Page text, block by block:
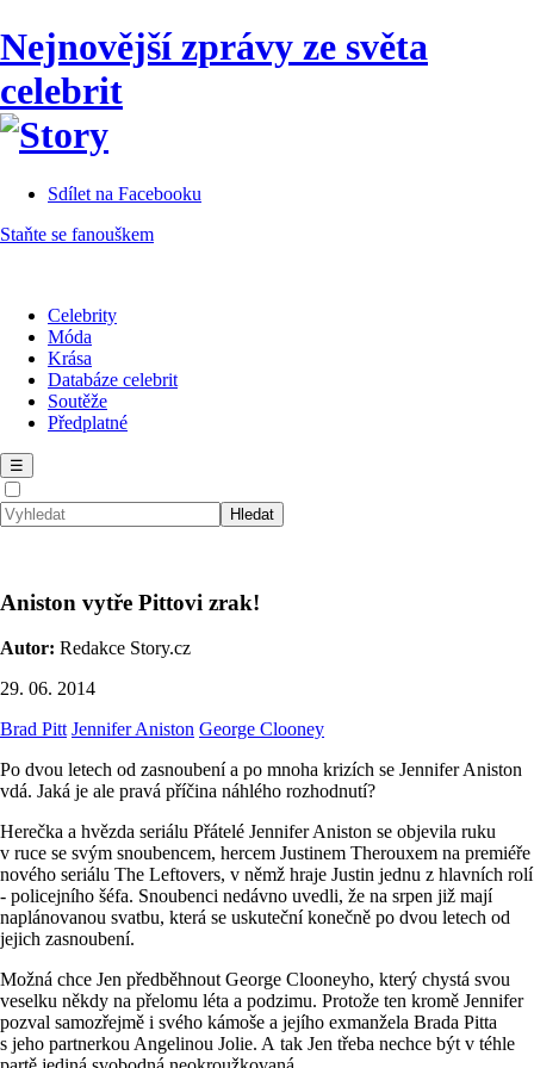
Nejnovější zprávy ze světa
celebrit
Sdílet na Facebooku
Staňte se fanouškem
Celebrity
Móda
Krása
Databáze celebrit
Soutěže
Předplatné
☰
Aniston vytře Pittovi zrak!
Autor: Redakce Story.cz
29. 06. 2014
Brad Pitt Jennifer Aniston George Clooney
Po dvou letech od zasnoubení a po mnoha krizích se Jennifer Aniston
vdá. Jaká je ale pravá příčina náhlého rozhodnutí?
Herečka a hvězda seriálu Přátelé Jennifer Aniston se objevila ruku
v ruce se svým snoubencem, hercem Justinem Therouxem na premiéře
nového seriálu The Leftovers, v němž hraje Justin jednu z hlavních rolí
- policejního šéfa. Snoubenci nedávno uvedli, že na srpen již mají
naplánovanou svatbu, která se uskuteční konečně po dvou letech od
jejich zasnoubení.
Možná chce Jen předběhnout George Clooneyho, který chystá svou
veselku někdy na přelomu léta a podzimu. Protože ten kromě Jennifer
pozval samozřejmě i svého kámoše a jejího exmanžela Brada Pitta
s jeho partnerkou Angelinou Jolie. A tak Jen třeba nechce být v téhle